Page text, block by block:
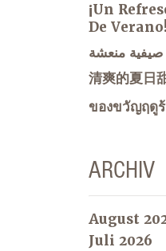
¡Un
De Verano!
清爽的夏日
ของขวัญฤดู
ARCHIV
August
Juli 2026